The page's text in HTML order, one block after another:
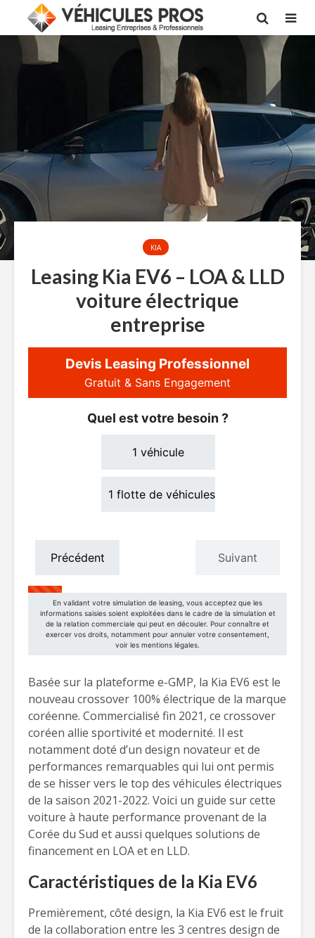
KIA
Leasing Kia EV6 – LOA & LLD
voiture électrique
entreprise
Basée sur la plateforme e-GMP, la Kia EV6 est le
nouveau crossover 100% électrique de la marque
coréenne. Commercialisé fin 2021, ce crossover
coréen allie sportivité et modernité. Il est
notamment doté d’un design novateur et de
performances remarquables qui lui ont permis
de se hisser vers le top des véhicules électriques
de la saison 2021-2022. Voici un guide sur cette
voiture à haute performance provenant de la
Corée du Sud et aussi quelques solutions de
financement en LOA et en LLD.
Caractéristiques de la Kia EV6
Premièrement, côté design, la Kia EV6 est le fruit
de la collaboration entre les 3 centres design de